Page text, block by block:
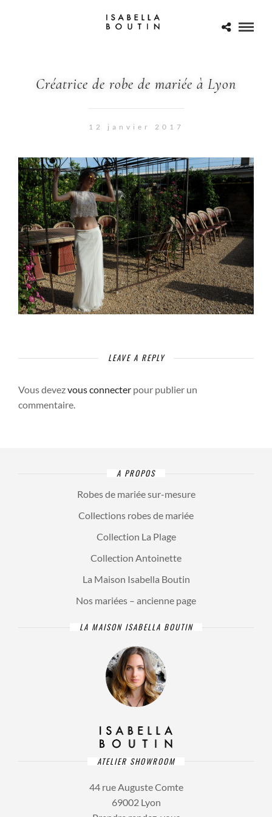
Créatrice de robe de mariée à Lyon
12 janvier 2017
LEAVE A REPLY
Vous devezvous connecter pour publier un
commentaire.
A PROPOS
Robes de mariée sur-mesure
Collections robes de mariée
Collection La Plage
Collection Antoinette
La Maison Isabella Boutin
Nos mariées – ancienne page
LA MAISON ISABELLA BOUTIN
ATELIER SHOWROOM
44 rue Auguste Comte
69002 Lyon